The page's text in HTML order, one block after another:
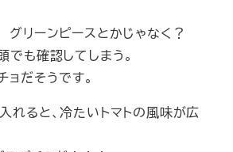
リーンピースとかじゃなく？
でも確認してしまう。
だそうです。
れると、冷たいトマトの風味が広